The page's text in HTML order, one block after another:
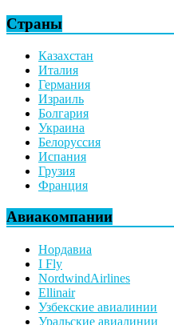
Страны
Казахстан
Италия
Германия
Израиль
Болгария
Украина
Белоруссия
Испания
Грузия
Франция
Авиакомпании
Нордавиа
I Fly
NordwindAirlines
Ellinair
Узбекские авиалинии
Уральские авиалинии